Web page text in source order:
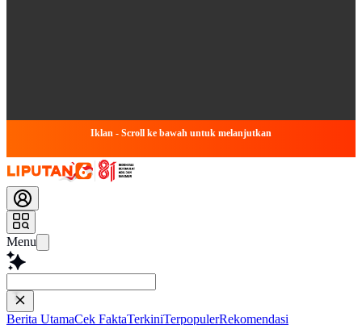
Iklan - Scroll ke bawah untuk melanjutkan
Menu
Tanya apapun
Berita UtamaCek FaktaTerkiniTerpopulerRekomendasi